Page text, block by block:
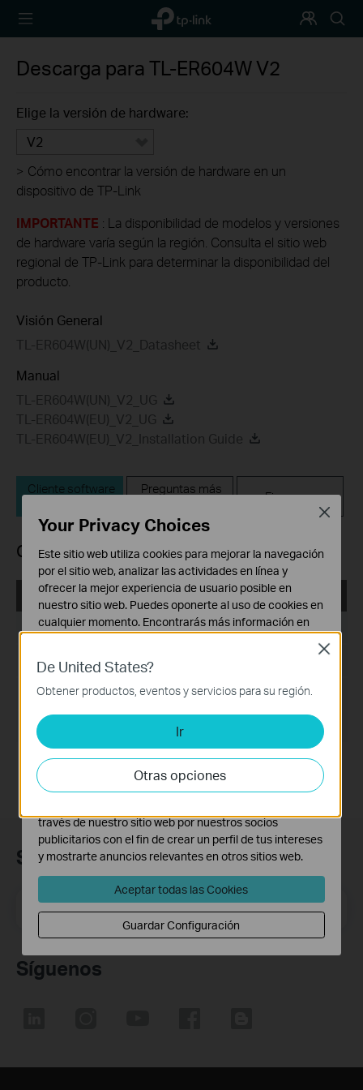
TP-Link,
Reliably
Programa
de
Descarga para TL-ER604WV2
Elige la versión de hardware:
V2
> Cómo encontrar la versión de hardware en un
dispositivo de TP-Link
IMPORTANTE : La disponibilidad de modelos y versiones
de hardware varía según la región. Consulta el sitio web
regional de TP-Link para determinar la disponibilidad del
producto.
Visión General
TL-ER604W(UN)_V2_Datasheet
Manual
TL-ER604W(UN)_V2_UG
TL-ER604W(EU)_V2_UG
TL-ER604W(EU)_V2_Installation Guide
Cliente software
Preguntas más
Firmware
Cliente software VPN IPSec
IPSec VPN Client
Fecha de Publicación:2017-08-11
Idioma: Inglés
Tamaño de Archivo:5.81 MB
Sistema Operativo: Win2000/XP/2003/Vista/7
Suscripción
Dirección de correo electrónico Suscríbete
Síguenos
De United States?
Obtener productos, eventos y servicios para su región.
Ir
Otras opciones
Close
Your Privacy Choices
Este sitio web utiliza cookies para mejorar la navegación
por el sitio web, analizar las actividades en línea y
ofrecer la mejor experiencia de usuario posible en
nuestro sitio web. Puedes oponerte al uso de cookies en
cualquier momento. Encontrarás más información en
Cookies Básicas
Estas cookies son necesarias para el funcionamiento
del sitio web y no pueden desactivarse en tu sistema.
Cookies de Análisis y de Marketing
Las cookies de análisis nos permiten analizar tus
actividades en nuestro sitio web con el fin de mejorar y
adaptar la funcionalidad del mismo.
través de nuestro sitio web por nuestros socios
publicitarios con el fin de crear un perfil de tus intereses
y mostrarte anuncios relevantes en otros sitios web.
Aceptar todas las Cookies
Guardar Configuración
Close